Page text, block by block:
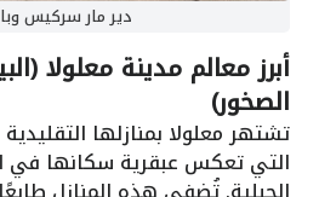
دير مار سركيس
أبرز معالم مدينة معلولا
الصخور)
تشتهر معلولا بمنازلها
التي تعكس عبقرية سكانها في